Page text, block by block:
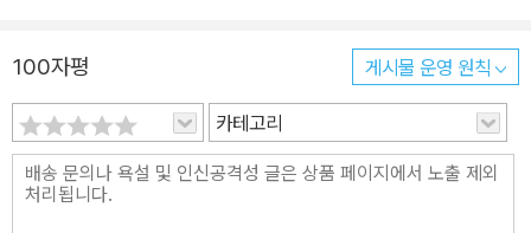
100자평 게시물 운영 원칙
카테고리